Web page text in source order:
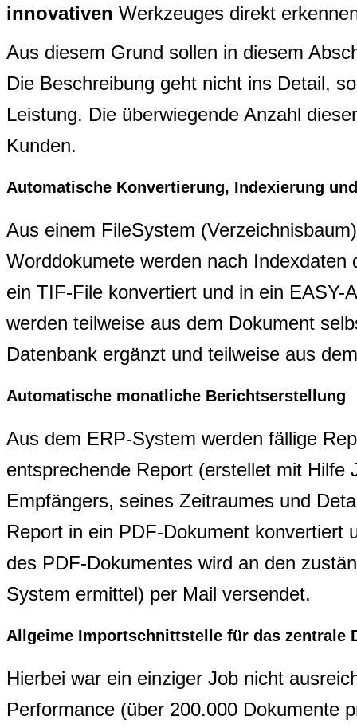
innovativen Werkzeuges direkt
Aus diesem Grund sollen in diesem
Die Beschreibung geht nicht ins Detail,
Leistung. Die überwiegende Anzahl
Kunden.
Automatische Konvertierung, Indexierung
Aus einem FileSystem
Worddokumete werden nach
ein TIF-File konvertiert und in ein
werden teilweise aus dem Dokument
Datenbank ergänzt und teilweise aus
Automatische monatliche Berichtserstellung
Aus dem ERP-System werden fällige
entsprechende Report (erstellet mit
Empfängers, seines Zeitraumes und
Report in ein PDF-Dokument konvertiert
des PDF-Dokumentes wird an den
System ermittel) per Mail versendet.
Allgeime Importschnittstelle für das zentrale
Hierbei war ein einziger Job nicht
Performance (über 200.000 Dokumente